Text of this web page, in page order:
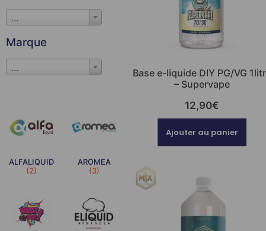
...
Marque
...
ALFALIQUID
(2)
AROMEA
(3)
Base e-liquide DIY PG/VG
– Supervape
12,90€
Ajouter au panier